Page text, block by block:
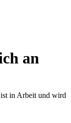
an
in Arbeit und wird